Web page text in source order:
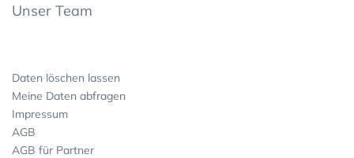
Unser Team
Daten löschen lassen
Meine Daten abfragen
Impressum
AGB
AGB für Partner